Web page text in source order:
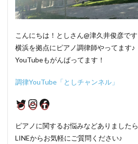
こんにちは！としさん@津久井俊彦です
横浜を拠点にピアノ調律師やってます♪
YouTubeもがんばってます！
調律YouTube「としチャンネル」
Twitter
Instagram
Facebook
ピアノに関するお悩みなどありました
LINEからお気軽にご質問ください♪